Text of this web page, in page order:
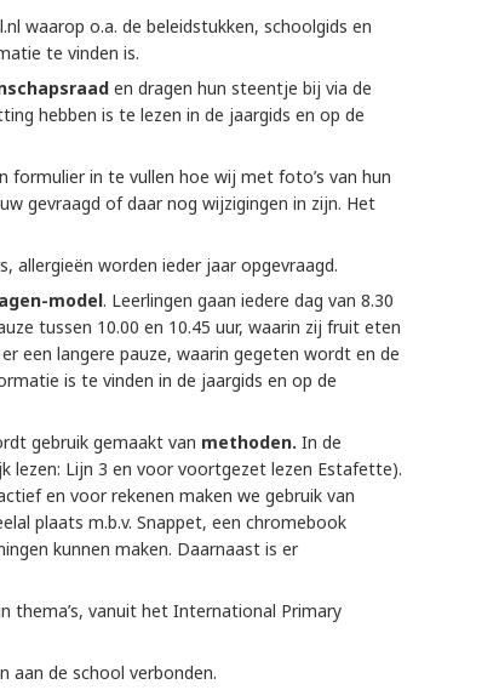
waarop o.a. de beleidstukken, schoolgids en
te vinden is.
en dragen hun steentje bij via de
hebben is te lezen in de jaargids en op de
formulier in te vullen hoe wij met foto’s van hun
gevraagd of daar nog wijzigingen in zijn. Het
worden ieder jaar opgevraagd.
model. Leerlingen gaan iedere dag van 8.30
tussen 10.00 en 10.45 uur, waarin zij fruit eten
een langere pauze, waarin gegeten wordt en de
is te vinden in de jaargids en op de
gebruik gemaakt van methoden. In de
lezen: Lijn 3 en voor voortgezet lezen Estafette).
en voor rekenen maken we gebruik van
plaats m.b.v. Snappet, een chromebook
kunnen maken. Daarnaast is er
thema’s, vanuit het International Primary
aan de school verbonden.